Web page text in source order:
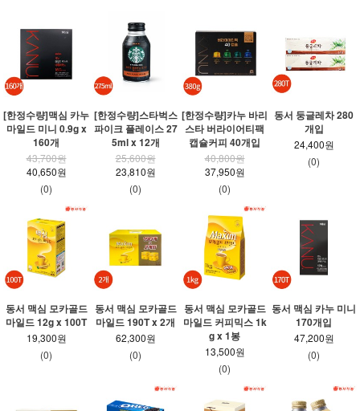
[한정수량]맥심 카누
마일드 미니 0.9g x
160개
43,700원
40,650원
(0)
[한정수량]스타벅스
파이크 플레이스 27
5ml x 12개
25,600원
23,810원
(0)
[한정수량]카누 바리
스타 버라이어티팩
캡슐커피 40개입
40,800원
37,950원
(0)
동서 둥글레차 280
개입
24,400원
(0)
동서 맥심 모카골드
마일드 12g x 100T
19,300원
(0)
동서 맥심 모카골드
마일드 190T x 2개
62,300원
(0)
동서 맥심 모카골드
마일드 커피믹스 1k
g x 1봉
13,500원
(0)
동서 맥심 카누 미니
170개입
47,200원
(0)